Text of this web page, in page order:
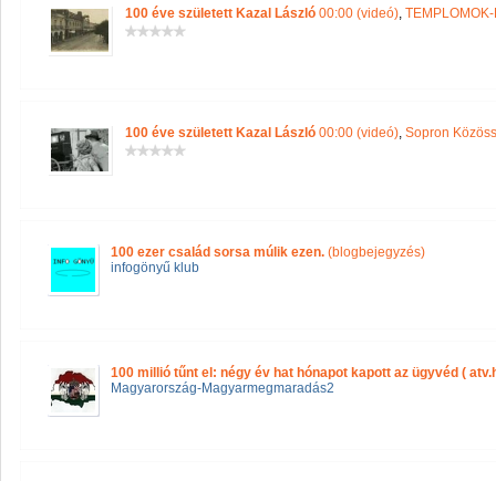
100 éve született Kazal László 00:00 (videó),
100 éve született Kazal László 00:00 (videó), Sopron
100 ezer család sorsa múlik ezen. (blogbejegyzés)
infogönyű klub
100 millió tűnt el: négy év hat hónapot kapott az ügyvéd (
Magyarország-Magyarmegmaradás2